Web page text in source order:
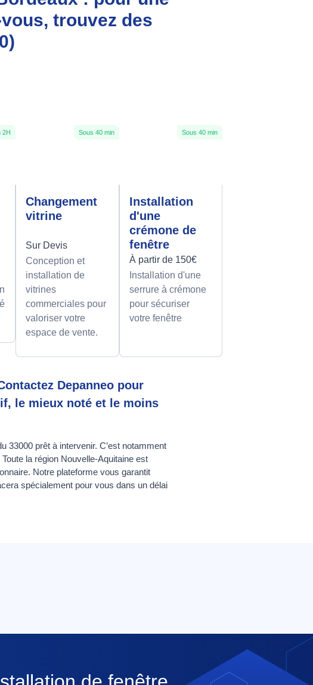
trouvez des
2H Sous 40 min
Changement
vitrine
Sur Devis
Conception et
installation de
vitrines
commerciales pour
valoriser votre
espace de vente.
Sous 40 min
Installation
d'une
crémone de
fenêtre
À partir de 150€
Installation d'une
serrure à crémone
pour sécuriser
votre fenêtre
Depanneo pour
le mieux noté et le moins
33000 prêt à intervenir. C’est notamment
la région Nouvelle-Aquitaine est
Notre plateforme vous garantit
spécialement pour vous dans un délai